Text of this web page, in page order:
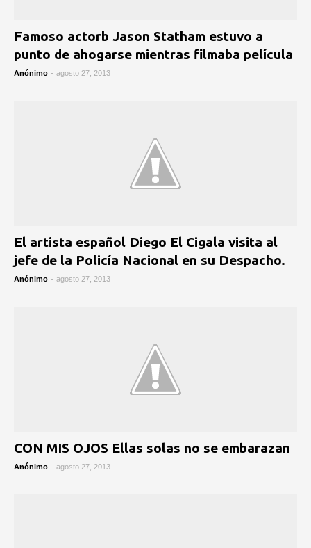
Famoso actorb Jason Statham estuvo a
punto de ahogarse mientras filmaba película
Anónimo - agosto 27, 2013
El artista español Diego El Cigala visita al
jefe de la Policía Nacional en su Despacho.
Anónimo - agosto 27, 2013
CON MIS OJOS Ellas solas no se embarazan
Anónimo - agosto 27, 2013